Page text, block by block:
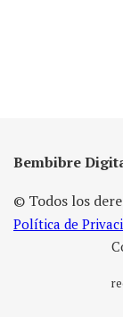
Bembibre
© Todos los
Política de